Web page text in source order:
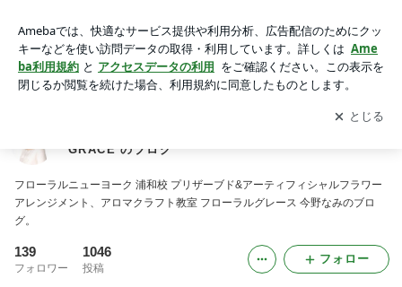
のブログアプリをダウンロードして ブログの更新通知
を受け取りまし
ょう。
開く
GRACE のブログ
フローラルニューヨーク 浦和校 プリザーブド&アーティフィシャルフラワー
アレンジメント、アロマクラフト教室 フローラルグレース 今野なみのブロ
グ。
139
フォロワー
1046
投稿
フォロー